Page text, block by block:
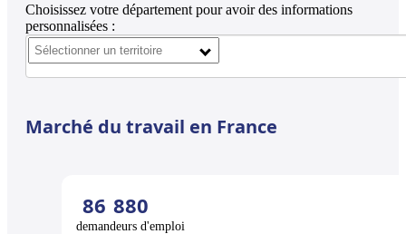
Choisissez votre département pour avoir des informations
personnalisées :
Marché du travail en France
86 880
demandeurs d'emploi